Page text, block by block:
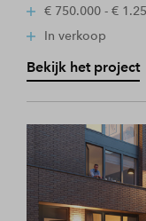
€ 750.000 - €
In verkoop
Bekijk het project